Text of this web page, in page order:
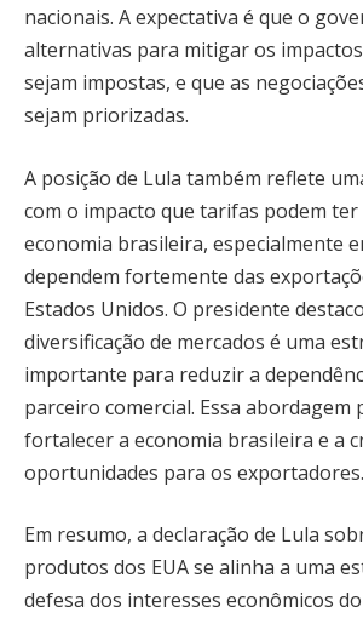
nacionais. A expectativa é que o
alternativas para mitigar os
sejam impostas, e que as
sejam priorizadas.
A posição de Lula também reflete
com o impacto que tarifas podem ter
economia brasileira, especialmente
dependem fortemente das
Estados Unidos. O presidente
diversificação de mercados é uma
importante para reduzir a
parceiro comercial. Essa abordagem
fortalecer a economia brasileira e a
oportunidades para os exportadores.
Em resumo, a declaração de Lula
produtos dos EUA se alinha a uma
defesa dos interesses econômicos